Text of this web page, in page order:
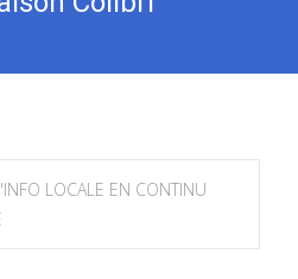
LOCALE EN CONTINU